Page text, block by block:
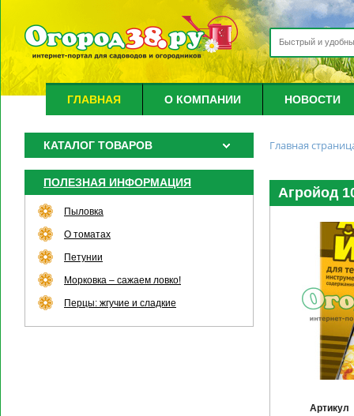
ГЛАВНАЯ О КОМПАНИИ НОВОСТИ
КАТАЛОГ ТОВАРОВ
ПОЛЕЗНАЯ ИНФОРМАЦИЯ
Пыловка
О томатах
Петунии
Морковка – сажаем ловко!
Перцы: жгучие и сладкие
Главная
Агройод
Артикул